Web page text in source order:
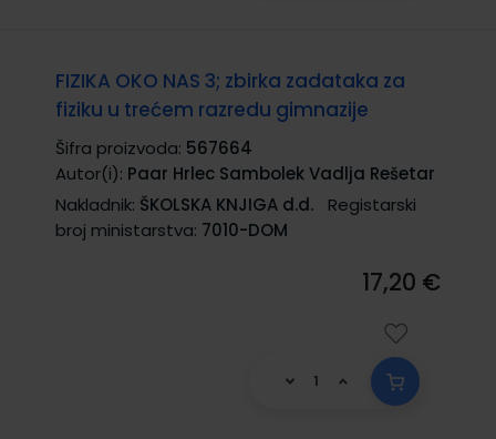
FIZIKA OKO NAS 3; zbirka zadataka za
fiziku u trećem razredu gimnazije
Šifra proizvoda: 567664
Autor(i): Paar Hrlec Sambolek Vadlja Rešetar
Nakladnik: ŠKOLSKA KNJIGA d.d.
Registarski
broj ministarstva: 7010-DOM
17,20 €